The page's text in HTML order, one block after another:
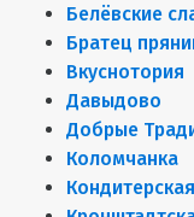
Белёвские
Братец
Вкуснотория
Давыдово
Добрые
Коломчанка